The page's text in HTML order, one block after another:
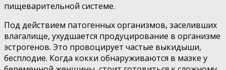
пищеварительной системе.
Под действием патогенных организмов, заселивших
влагалище, ухудшается продуцирование в организме
эстрогенов. Это провоцирует частые выкидыши,
бесплодие. Когда кокки обнаруживаются в мазке у